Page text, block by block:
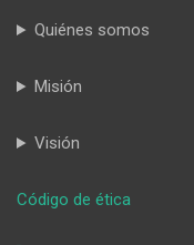
Quiénes somos
Misión
Visión
Código de ética